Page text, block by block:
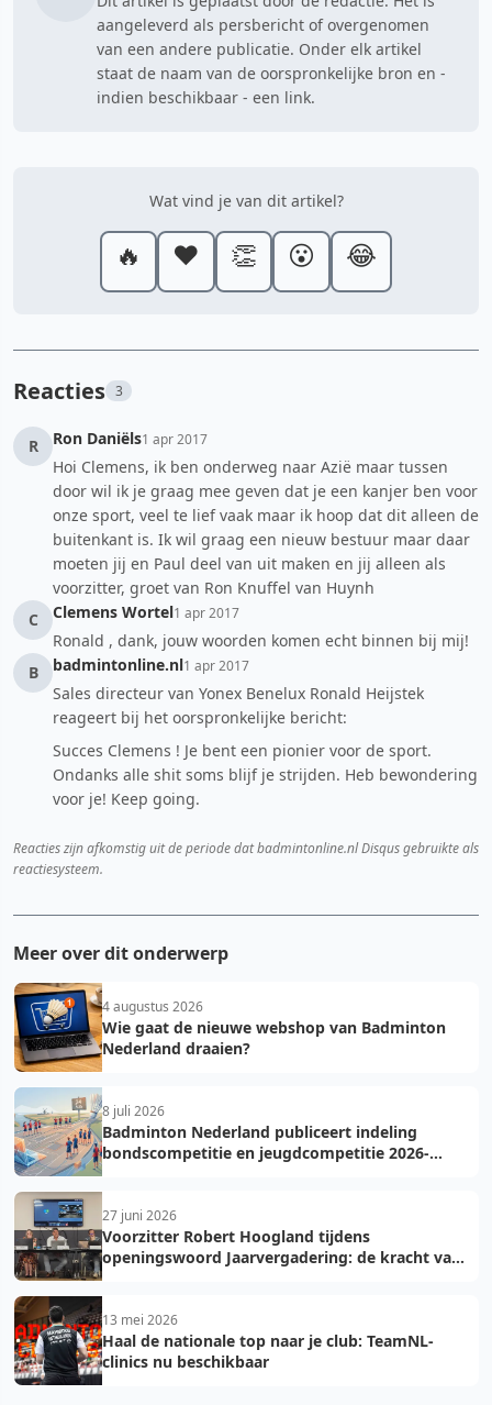
aangeleverd als persbericht of overgenomen
van een andere publicatie. Onder elk artikel
staat de naam van de oorspronkelijke bron en -
indien beschikbaar - een link.
Wat vind je van dit artikel?
🔥 ❤️ 👏 😮 😂
Reacties 3
R Ron Daniëls1 apr 2017
Hoi Clemens, ik ben onderweg naar Azië maar tussen
door wil ik je graag mee geven dat je een kanjer ben voor
onze sport, veel te lief vaak maar ik hoop dat dit alleen de
buitenkant is. Ik wil graag een nieuw bestuur maar daar
moeten jij en Paul deel van uit maken en jij alleen als
voorzitter, groet van Ron Knuffel van Huynh
C
Clemens Wortel1 apr 2017
Ronald , dank, jouw woorden komen echt binnen bij mij!
B
badmintonline.nl1 apr 2017
Sales directeur van Yonex Benelux Ronald Heijstek
reageert bij het oorspronkelijke bericht:
Succes Clemens ! Je bent een pionier voor de sport.
Ondanks alle shit soms blijf je strijden. Heb bewondering
voor je! Keep going.
Reacties zijn afkomstig uit de periode dat badmintonline.nl Disqus gebruikte als
reactiesysteem.
Meer over dit onderwerp
4 augustus 2026
Wie gaat de nieuwe webshop van Badminton
Nederland draaien?
8 juli 2026
Badminton Nederland publiceert indeling
bondscompetitie en jeugdcompetitie 2026-
27 juni 2026
Voorzitter Robert Hoogland tijdens
openingswoord Jaarvergadering: de kracht van
13 mei 2026
Haal de nationale top naar je club: TeamNL-
clinics nu beschikbaar